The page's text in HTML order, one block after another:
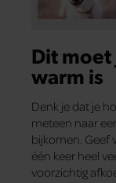
Dit moet
warm is
Denk je dat je
meteen naar
bijkomen. Geef
één keer heel
voorzichtig